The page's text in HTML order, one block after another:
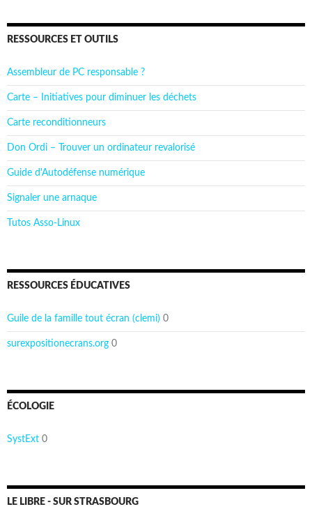
RESSOURCES ET OUTILS
Assembleur de PC responsable ?
Carte – Initiatives pour diminuer les déchets
Carte reconditionneurs
Don Ordi – Trouver un ordinateur revalorisé
Guide d'Autodéfense numérique
Signaler une arnaque
Tutos Asso-Linux
RESSOURCES ÉDUCATIVES
Guile de la famille tout écran (clemi) 0
surexpositionecrans.org 0
ÉCOLOGIE
SystExt 0
LE LIBRE - SUR STRASBOURG